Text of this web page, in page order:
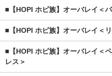
■【HOPI ホピ族】オーバレイ＜
■【HOPI ホピ族】オーバレイ＜
■【HOPI ホピ族】オーバレイ＜
レス＞